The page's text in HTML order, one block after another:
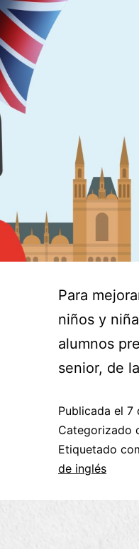
Para
niños y
alumnos
senior, de
Publicada el 7
Categorizado
Etiquetado
de inglés